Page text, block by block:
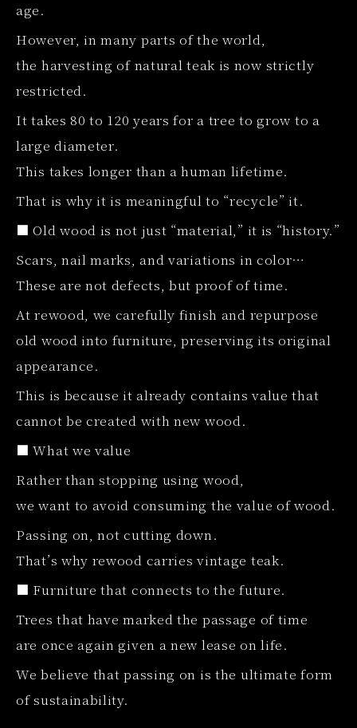
age.
However, in many parts of the world,
the harvesting of natural teak is now strictly
restricted.
It takes 80 to 120 years for a tree to grow to a
large diameter.
This takes longer than a human lifetime.
That is why it is meaningful to “recycle” it.
■ Old wood is not just “material,” it is “history.”
Scars, nail marks, and variations in color…
These are not defects, but proof of time.
At rewood, we carefully finish and repurpose
old wood into furniture, preserving its original
appearance.
This is because it already contains value that
cannot be created with new wood.
■ What we value
Rather than stopping using wood,
we want to avoid consuming the value of wood.
Passing on, not cutting down.
That’s why rewood carries vintage teak.
■ Furniture that connects to the future.
Trees that have marked the passage of time
are once again given a new lease on life.
We believe that passing on is the ultimate form
of sustainability.